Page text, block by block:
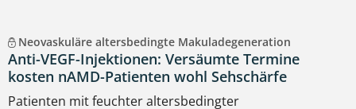
Neovaskuläre altersbedingte Makuladegeneration
Anti-VEGF-Injektionen: Versäumte Termine
kosten nAMD-Patienten wohl Sehschärfe
Patienten mit feuchter altersbedingter